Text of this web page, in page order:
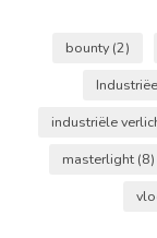
bounty (2)
industriële
masterlight (8)